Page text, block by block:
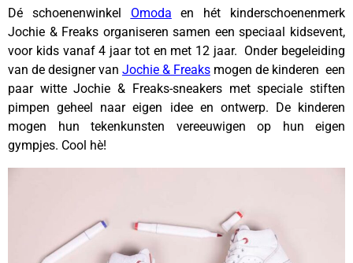
Dé schoenenwinkel Omoda en hét kinderschoenenmerk
Jochie & Freaks organiseren samen een speciaal kidsevent,
voor kids vanaf 4 jaar tot en met 12 jaar. Onder begeleiding
van de designer van Jochie & Freaks mogen de kinderen een
paar witte Jochie & Freaks-sneakers met speciale stiften
pimpen geheel naar eigen idee en ontwerp. De kinderen
mogen hun tekenkunsten vereeuwigen op hun eigen
gympjes. Cool hè!